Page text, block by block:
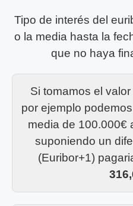
Tipo de interés del
o la media hasta la
que no haya
Si tomamos el
por ejemplo
media de 100.000€
suponiendo un
(Euribor+1)